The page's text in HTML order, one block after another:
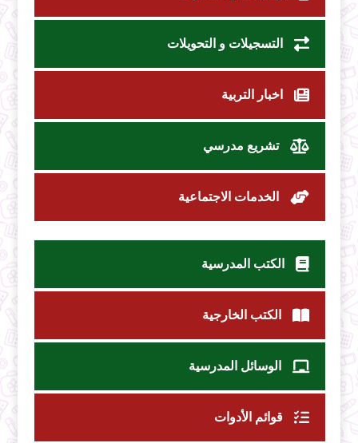
التسجيلات و التحويلات
اخبار التربية
تشريع مدرسي
الخدمات الاجتماعية
الكتب المدرسية
الكتب الخارجية
الوسائل المدرسية
قوائم الأدوات